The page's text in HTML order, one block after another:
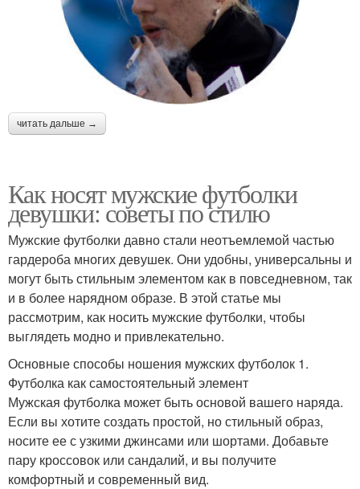
читать дальше →
Как носят мужские футболки
девушки: советы по стилю
Мужские футболки давно стали неотъемлемой частью
гардероба многих девушек. Они удобны, универсальны и
могут быть стильным элементом как в повседневном, так
и в более нарядном образе. В этой статье мы
рассмотрим, как носить мужские футболки, чтобы
выглядеть модно и привлекательно.
Основные способы ношения мужских футболок 1.
Футболка как самостоятельный элемент
Мужская футболка может быть основой вашего наряда.
Если вы хотите создать простой, но стильный образ,
носите ее с узкими джинсами или шортами. Добавьте
пару кроссовок или сандалий, и вы получите
комфортный и современный вид.